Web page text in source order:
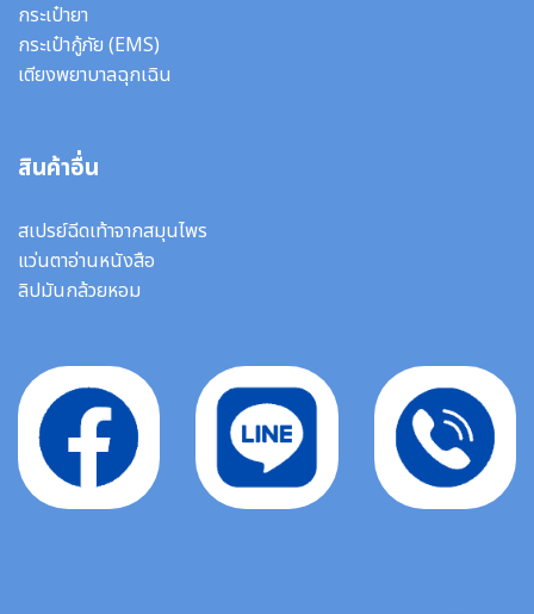
กระเป๋ายา
กระเป๋ากู้ภัย (EMS)
เตียงพยาบาลฉุกเฉิน
สินค้าอื่น
สเปรย์ฉีดเท้าจากสมุนไพร
แว่นตาอ่านหนังสือ
ลิปมันกล้วยหอม